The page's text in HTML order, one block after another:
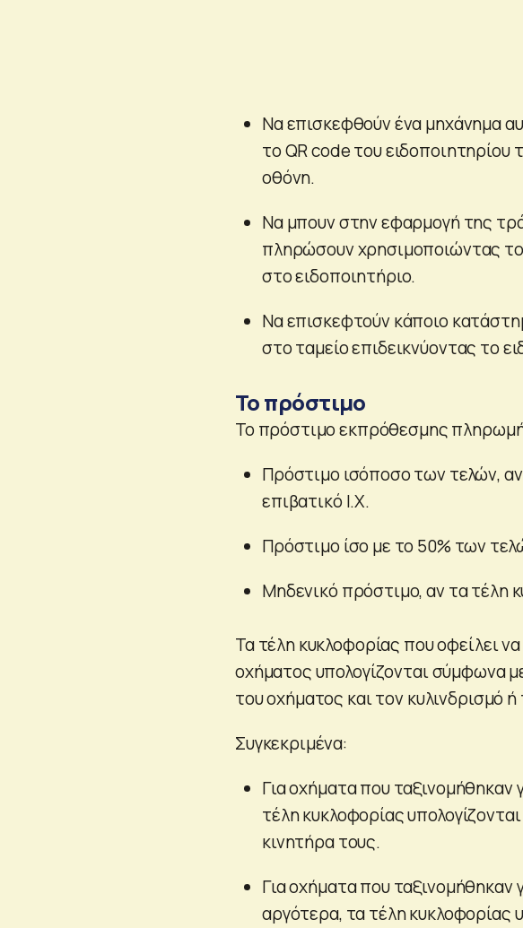
Να επισκεφθούν ένα μηχάνημα
το QR code του ειδοποιητηρίου
οθόνη.
Να μπουν στην εφαρμογή της
πληρώσουν χρησιμοποιώντας
στο ειδοποιητήριο.
Να επισκεφτούν κάποιο
στο ταμείο επιδεικνύοντας το
Το πρόστιμο
Το πρόστιμο εκπρόθεσμης
Πρόστιμο ισόποσο των τελών, αν
επιβατικό Ι.Χ.
Πρόστιμο ίσο με το 50% των
Μηδενικό πρόστιμο, αν τα τέλη
Τα τέλη κυκλοφορίας που οφείλει
οχήματος υπολογίζονται σύμφωνα
του οχήματος και τον κυλινδρισμό
Συγκεκριμένα:
Για οχήματα που ταξινομήθηκαν
τέλη κυκλοφορίας
κινητήρα τους.
Για οχήματα που ταξινομήθηκαν
αργότερα, τα τέλη κυκλοφορίας